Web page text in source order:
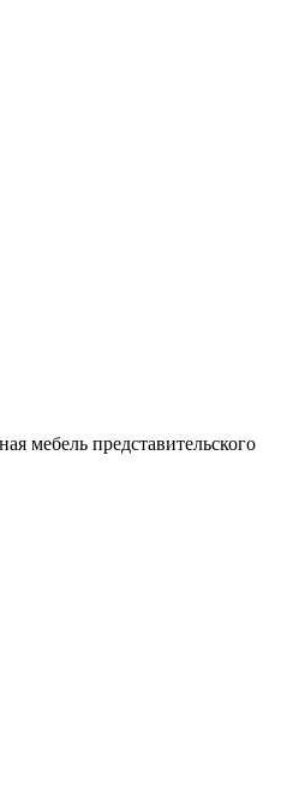
мебель представительского